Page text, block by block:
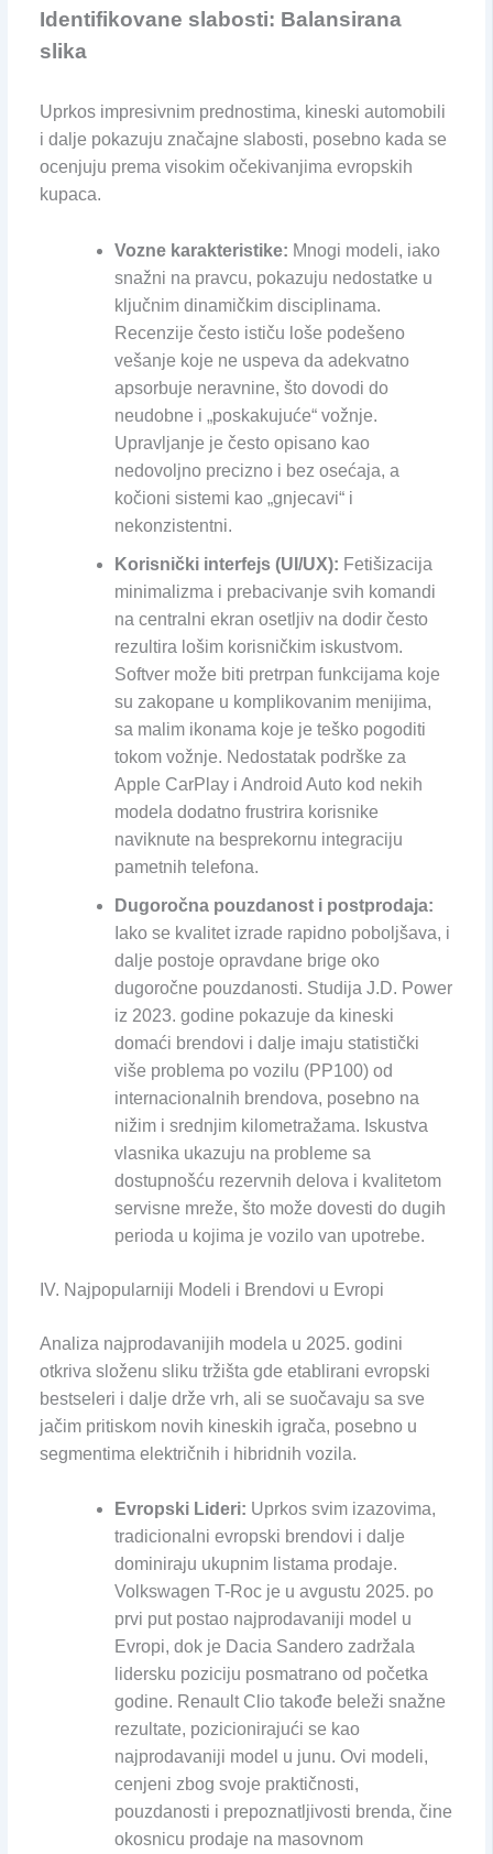
Identifikovane slabosti: Balansirana
slika
Uprkos impresivnim prednostima, kineski automobili
i dalje pokazuju značajne slabosti, posebno kada se
ocenjuju prema visokim očekivanjima evropskih
kupaca.
Vozne karakteristike: Mnogi modeli, iako
snažni na pravcu, pokazuju nedostatke u
ključnim dinamičkim disciplinama.
Recenzije često ističu loše podešeno
vešanje koje ne uspeva da adekvatno
apsorbuje neravnine, što dovodi do
neudobne i „poskakujuće“ vožnje.
Upravljanje je često opisano kao
nedovoljno precizno i bez osećaja, a
kočioni sistemi kao „gnjecavi“ i
nekonzistentni.
Korisnički interfejs (UI/UX): Fetišizacija
minimalizma i prebacivanje svih komandi
na centralni ekran osetljiv na dodir često
rezultira lošim korisničkim iskustvom.
Softver može biti pretrpan funkcijama koje
su zakopane u komplikovanim menijima,
sa malim ikonama koje je teško pogoditi
tokom vožnje. Nedostatak podrške za
Apple CarPlay i Android Auto kod nekih
modela dodatno frustrira korisnike
naviknute na besprekornu integraciju
pametnih telefona.
Dugoročna pouzdanost i postprodaja:
Iako se kvalitet izrade rapidno poboljšava, i
dalje postoje opravdane brige oko
dugoročne pouzdanosti. Studija J.D. Power
iz 2023. godine pokazuje da kineski
domaći brendovi i dalje imaju statistički
više problema po vozilu (PP100) od
internacionalnih brendova, posebno na
nižim i srednjim kilometražama. Iskustva
vlasnika ukazuju na probleme sa
dostupnošću rezervnih delova i kvalitetom
servisne mreže, što može dovesti do dugih
perioda u kojima je vozilo van upotrebe.
IV. Najpopularniji Modeli i Brendovi u Evropi
Analiza najprodavanijih modela u 2025. godini
otkriva složenu sliku tržišta gde etablirani evropski
bestseleri i dalje drže vrh, ali se suočavaju sa sve
jačim pritiskom novih kineskih igrača, posebno u
segmentima električnih i hibridnih vozila.
Evropski Lideri: Uprkos svim izazovima,
tradicionalni evropski brendovi i dalje
dominiraju ukupnim listama prodaje.
Volkswagen T-Roc je u avgustu 2025. po
prvi put postao najprodavaniji model u
Evropi, dok je Dacia Sandero zadržala
lidersku poziciju posmatrano od početka
godine. Renault Clio takođe beleži snažne
rezultate, pozicionirajući se kao
najprodavaniji model u junu. Ovi modeli,
cenjeni zbog svoje praktičnosti,
pouzdanosti i prepoznatljivosti brenda, čine
okosnicu prodaje na masovnom